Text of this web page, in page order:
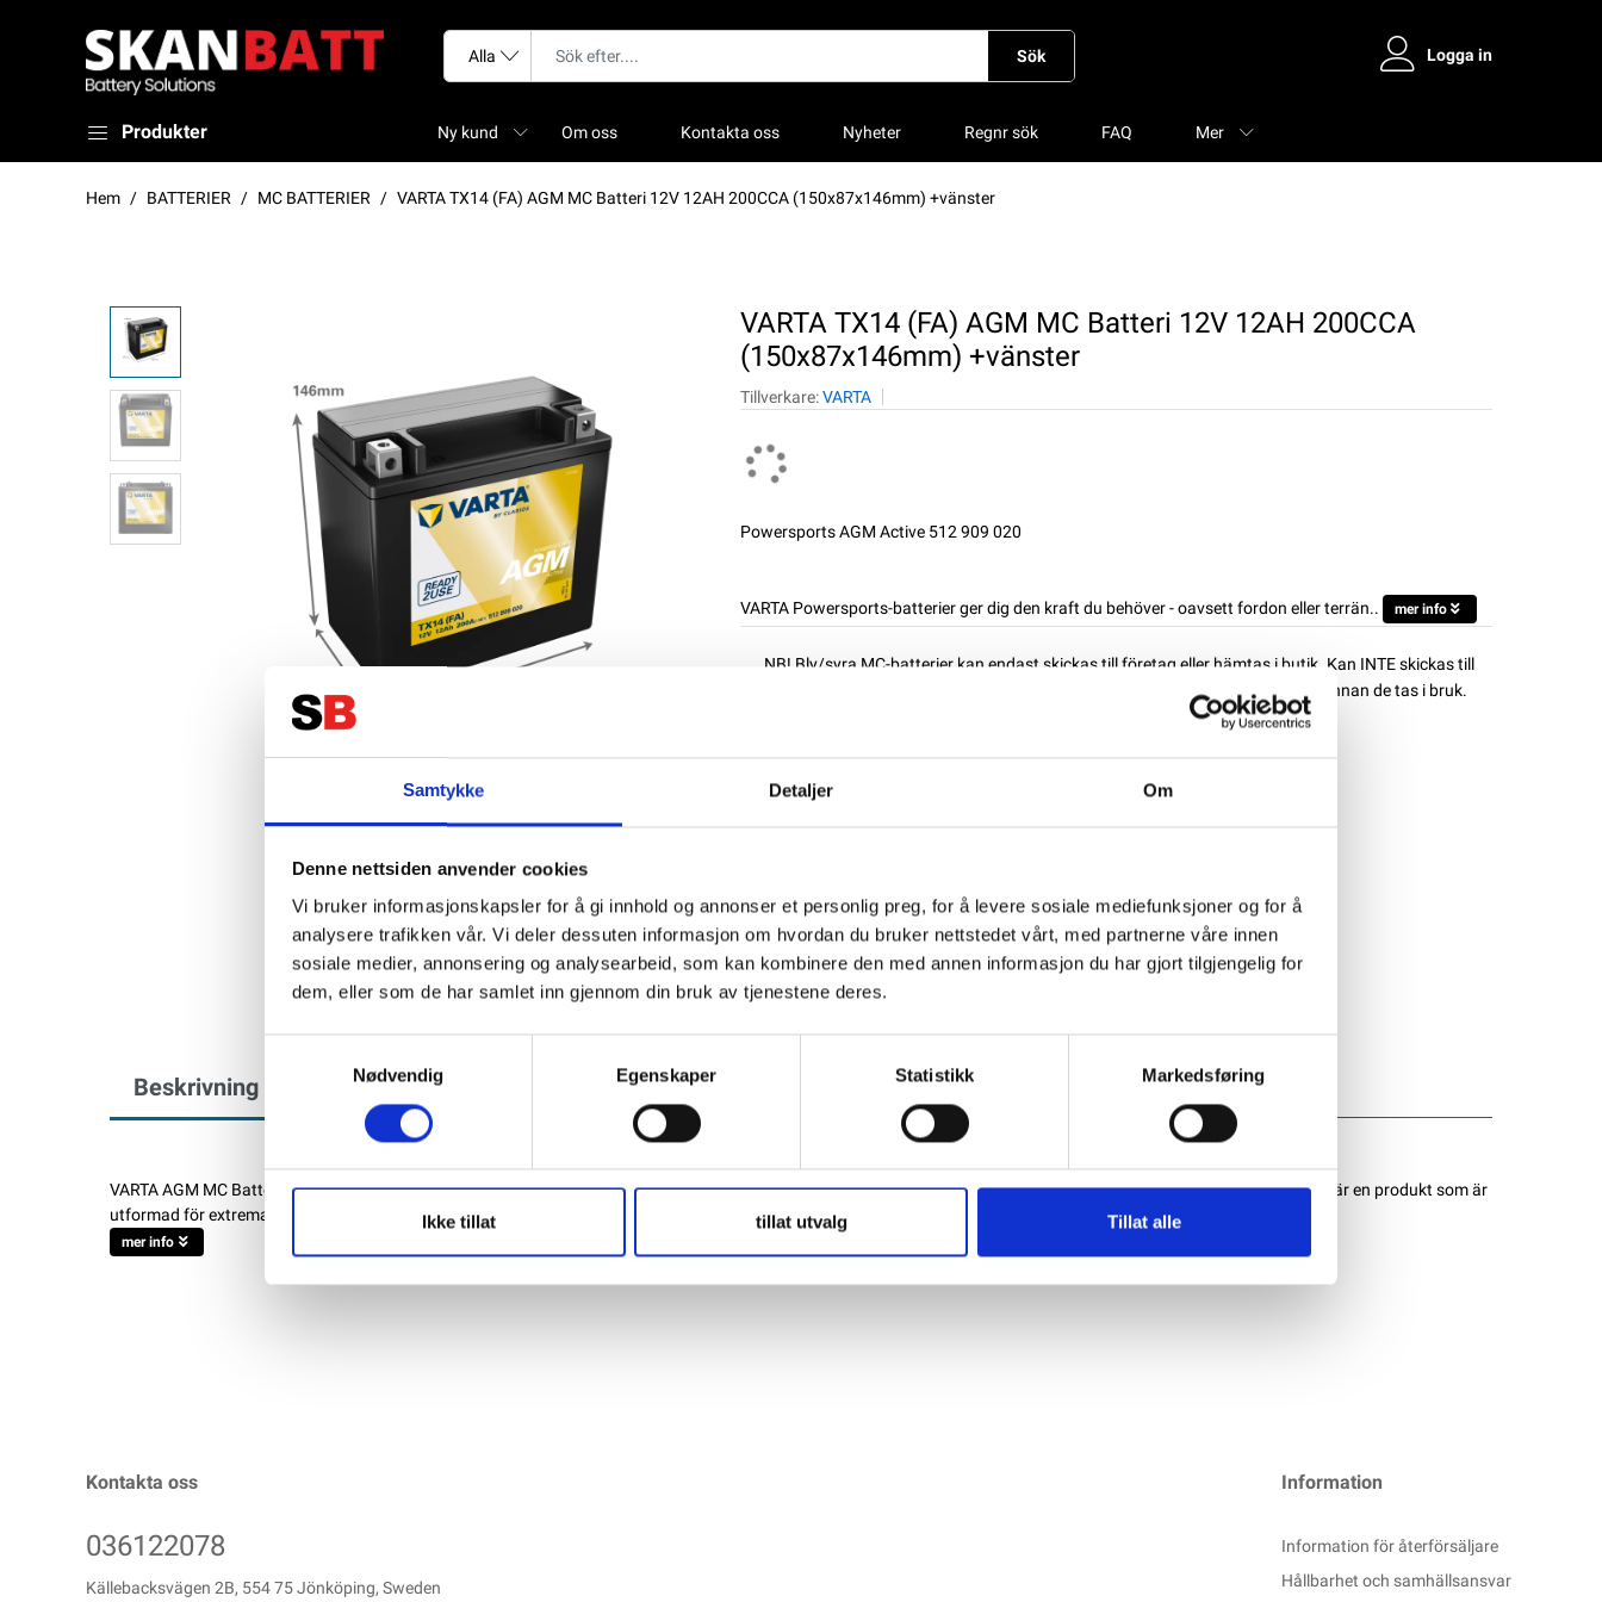
Samtykke Detaljer Om
Denne nettsiden anvender cookies
Vi bruker informasjonskapsler for å gi innhold og annonser et personlig preg, for å levere sosiale mediefunksjoner og for å
analysere trafikken vår. Vi deler dessuten informasjon om hvordan du bruker nettstedet vårt, med partnerne våre innen
sosiale medier, annonsering og analysearbeid, som kan kombinere den med annen informasjon du har gjort tilgjengelig for
dem, eller som de har samlet inn gjennom din bruk av tjenestene deres.
Nødvendig
Egenskaper Statistikk Markedsføring
Ikke tillat tillat utvalg Tillat alle
Sök Logga in
Produkter Ny kund Om oss Kontakta oss Nyheter Regnr sök FAQ Mer
Hem BATTERIER MC BATTERIER VARTA TX14 (FA) AGM MC Batteri 12V 12AH 200CCA (150x87x146mm) +vänster
VARTA TX14 (FA) AGM MC Batteri 12V 12AH 200CCA
(150x87x146mm) +vänster
Tillverkare:VARTA
Powersports AGM Active 512 909 020
VARTA Powersports-batterier ger dig den kraft du behöver - oavsett fordon eller terrän.. mer info
NB! Bly/syra MC-batterier kan endast skickas till företag eller hämtas i butik. Kan INTE skickas till
privatpersoner. NB: Alla batterier bör laddas till 100% med en lämplig laddare innan de tas i bruk.
Dela den här produkten
Beskrivning Specifikation
VARTA AGM MC Batteri 12V 12AH 200CCA Höga varvtal, långa resor och alla väder är aldrig något problem för de robusta VARTA® Powersports AGM-batterierna. Det är en produkt som är
utformad för extrema förhållanden, så att den alltid levererar maximal energi
mer info
Kontakta oss
036122078
Källebacksvägen 2B, 554 75 Jönköping, Sweden
Information
Information för återförsäljare
Hållbarhet och samhällsansvar